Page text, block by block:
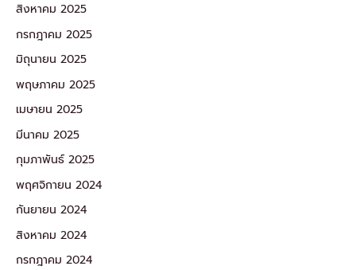
สิงหาคม 2025
กรกฎาคม 2025
มิถุนายน 2025
พฤษภาคม 2025
เมษายน 2025
มีนาคม 2025
กุมภาพันธ์ 2025
พฤศจิกายน 2024
กันยายน 2024
สิงหาคม 2024
กรกฎาคม 2024